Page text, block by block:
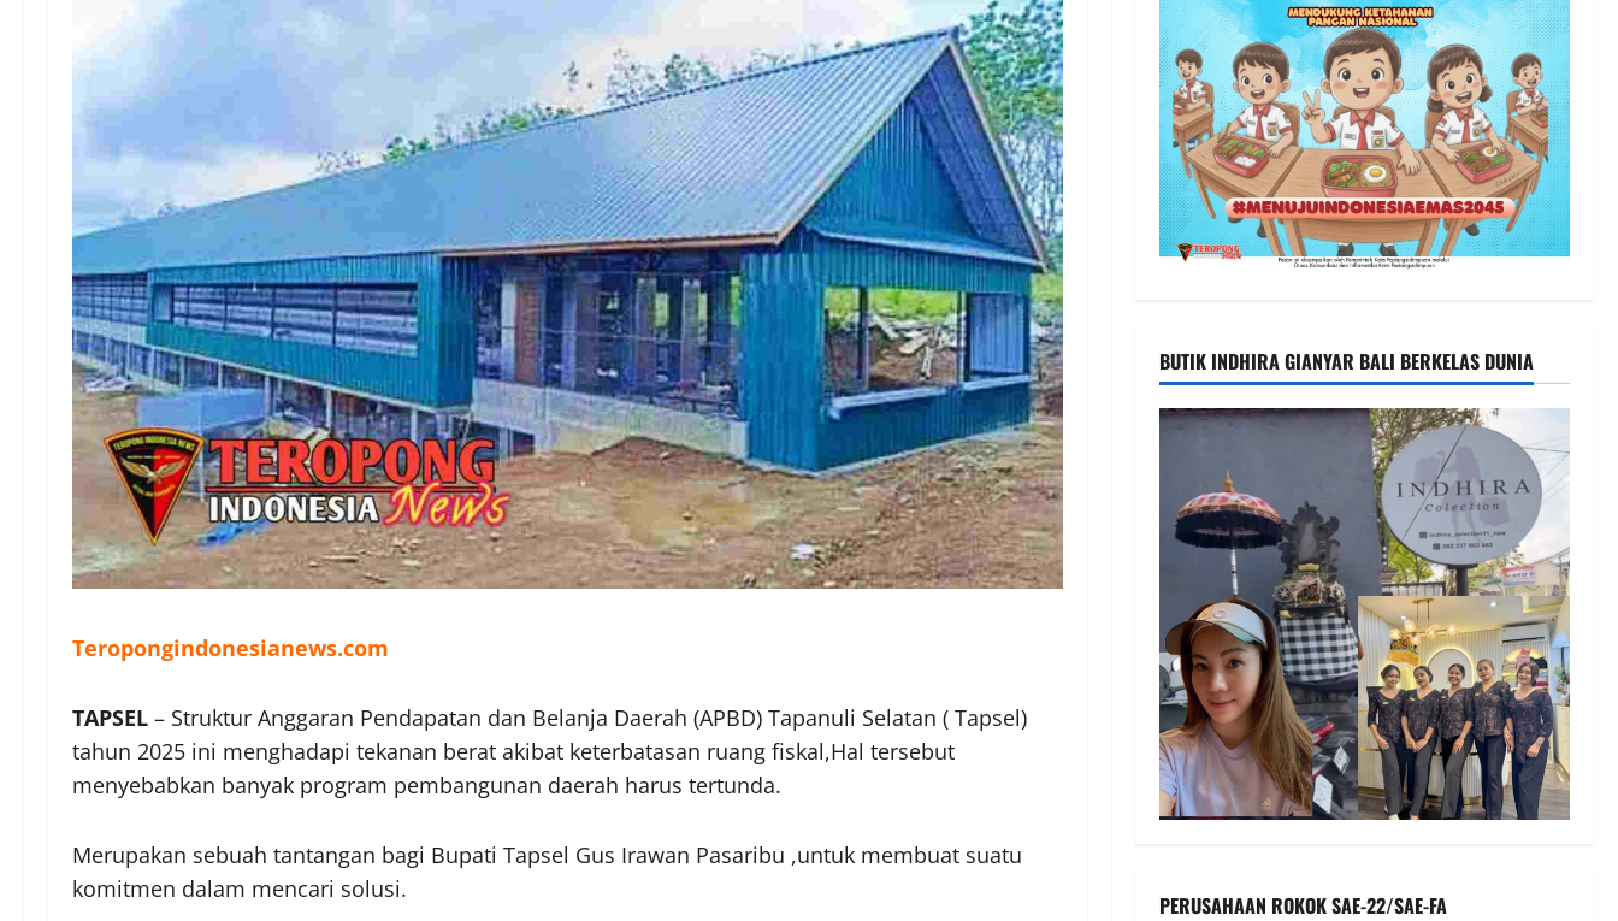
Teropongindonesianews.com
TAPSEL – Struktur Anggaran Pendapatan dan Belanja Daerah (APBD) Tapanuli Selatan ( Tapsel)
tahun 2025 ini menghadapi tekanan berat akibat keterbatasan ruang fiskal,Hal tersebut
menyebabkan banyak program pembangunan daerah harus tertunda.
Merupakan sebuah tantangan bagi Bupati Tapsel Gus Irawan Pasaribu ,untuk membuat suatu
komitmen dalam mencari solusi.
BUTIK INDHIRA GIANYAR BALI BERKELAS DUNIA
PERUSAHAAN ROKOK SAE-22/SAE-FA